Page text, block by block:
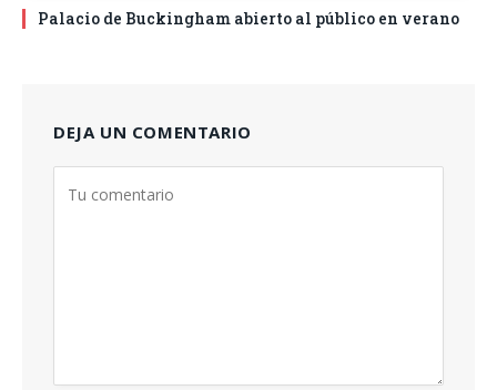
Palacio de Buckingham abierto al público en verano
DEJA UN COMENTARIO